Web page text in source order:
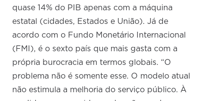
quase 14% do PIB apenas com a máquina
estatal (cidades, Estados e União). Já de
acordo com o Fundo Monetário Internacional
(FMI), é o sexto país que mais gasta com a
própria burocracia em termos globais. “O
problema não é somente esse. O modelo atual
não estimula a melhoria do serviço público. À